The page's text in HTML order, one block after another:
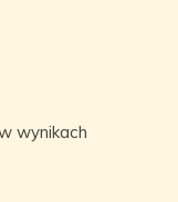
wynikach